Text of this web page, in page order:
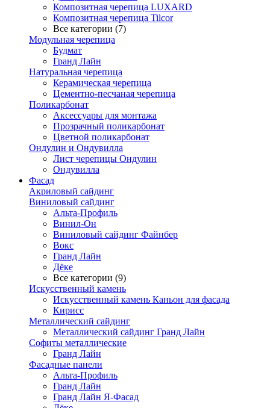
Композитная черепица LUXARD
Композитная черепица Tilcor
Все категории (7)
Модульная черепица
Будмат
Гранд Лайн
Натуральная черепица
Керамическая черепица
Цементно-песчаная черепица
Поликарбонат
Аксессуары для монтажа
Прозрачный поликарбонат
Цветной поликарбонат
Ондулин и Ондувилла
Лист черепицы Ондулин
Ондувилла
Фасад
Акриловый сайдинг
Виниловый сайдинг
Альта-Профиль
Винил-Он
Виниловый сайдинг Файнбер
Вокс
Гранд Лайн
Дёке
Все категории (9)
Искусственный камень
Искусственный камень Каньон для фасада
Кирисс
Металлический сайдинг
Металлический сайдинг Гранд Лайн
Софиты металлические
Гранд Лайн
Фасадные панели
Альта-Профиль
Гранд Лайн
Гранд Лайн Я-Фасад